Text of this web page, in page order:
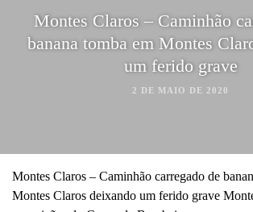
Montes Claros – Caminhão
banana tomba em Montes
um ferido grave
2 DE MAIO DE 2020
Montes Claros – Caminhão carregado de
Montes Claros deixando um ferido grave